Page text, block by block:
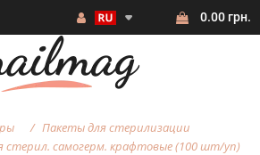
0.00 грн.
Пакеты для стерилизации
стерил. самогерм. крафтовые (100 шт/уп)